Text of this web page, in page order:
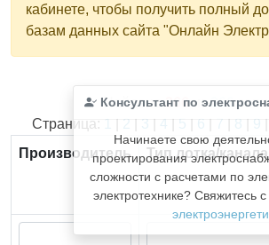
кабинете, чтобы получить полный
базам данных сайта "Онлайн
Консультант по
Начинаете свою
проектирования
сложности с расчетами по
электротехнике? Свяжитесь с
Найдено366из366
Страница: 1 | 2 | 3 | 4 | 5 | 6 | 7 | 8 | 9 |
Производитель
Тип лотка/канала